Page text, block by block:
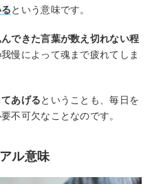
という意味です。
できた言葉が数え切れない程
慢によって魂まで疲れてしま
あげるということも、毎日を
不可欠なことなのです。
ル意味